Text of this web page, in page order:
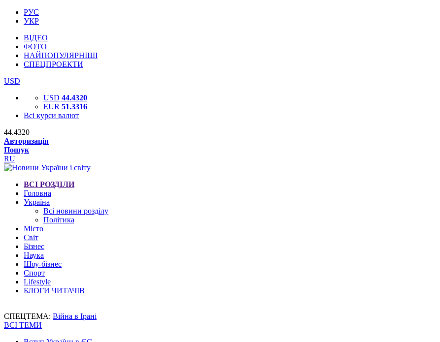
РУС
УКР
ВІДЕО
ФОТО
НАЙПОПУЛЯРНІШІ
СПЕЦПРОЕКТИ
USD
USD 44.4320
EUR 51.3316
Всі курси валют
44.4320
Авторизація
Пошук
RU
ВСІ РОЗДІЛИ
Головна
Україна
Всі новини розділу
Політика
Місто
Світ
Бізнес
Наука
Шоу-бізнес
Спорт
Lifestyle
БЛОГИ ЧИТАЧІВ
СПЕЦТЕМА: Війна в Ірані
ВСІ ТЕМИ